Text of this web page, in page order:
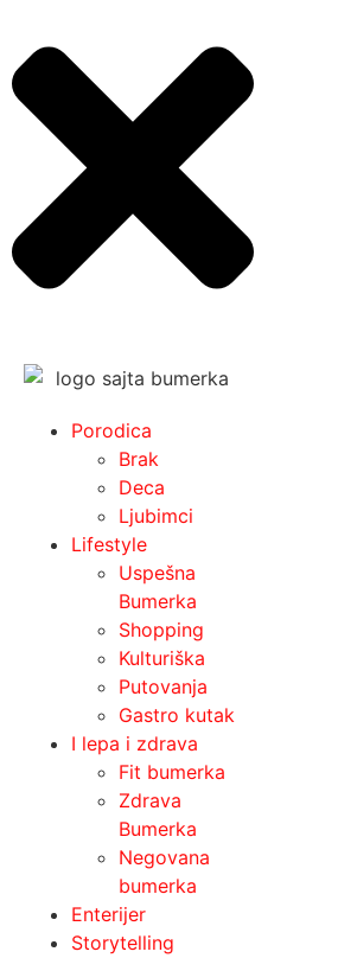
Porodica
Brak
Deca
Ljubimci
Lifestyle
Uspešna
Bumerka
Shopping
Kulturiška
Putovanja
Gastro kutak
I lepa i zdrava
Fit bumerka
Zdrava
Bumerka
Negovana
bumerka
Enterijer
Storytelling